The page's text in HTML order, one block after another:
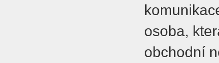
osoba,
obchodní